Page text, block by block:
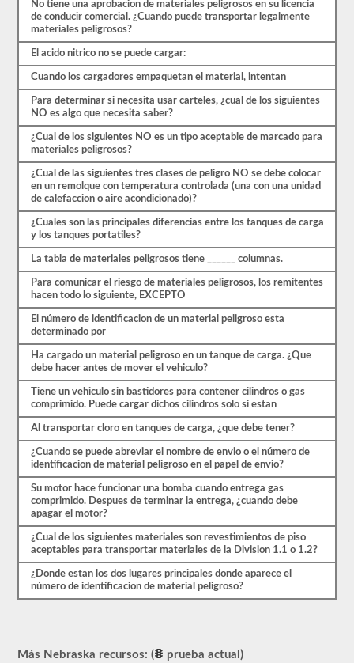
para
obtener
el
respaldo.
También
tendrá
que
tomar
sus
huellas
digitales
aprobar
una
evaluación
amenazas
aprobación
peligrosos
la
TSA
para
ser
aprobado
para
llevar
una
aprobación
de
HazMat.
Nuestra
prueba
1999
para
aprobar
examen
aprobación
No tiene una aprobacion de materiales peligrosos en su licencia
de conducir comercial. ¿Cuando puede transportar legalmente
materiales peligrosos?
El acido nitrico no se puede cargar:
Cuando los cargadores empaquetan el material, intentan
Para determinar si necesita usar carteles, ¿cual de los siguientes
NO es algo que necesita saber?
¿Cual de los siguientes NO es un tipo aceptable de marcado para
materiales peligrosos?
¿Cual de las siguientes tres clases de peligro NO se debe colocar
en un remolque con temperatura controlada (una con una unidad
de calefaccion o aire acondicionado)?
¿Cuales son las principales diferencias entre los tanques de carga
y los tanques portatiles?
La tabla de materiales peligrosos tiene ______ columnas.
Para comunicar el riesgo de materiales peligrosos, los remitentes
hacen todo lo siguiente, EXCEPTO
El número de identificacion de un material peligroso esta
determinado por
Ha cargado un material peligroso en un tanque de carga. ¿Que
debe hacer antes de mover el vehiculo?
Tiene un vehiculo sin bastidores para contener cilindros o gas
comprimido. Puede cargar dichos cilindros solo si estan
Al transportar cloro en tanques de carga, ¿que debe tener?
¿Cuando se puede abreviar el nombre de envio o el número de
identificacion de material peligroso en el papel de envio?
Su motor hace funcionar una bomba cuando entrega gas
comprimido. Despues de terminar la entrega, ¿cuando debe
apagar el motor?
¿Cual de los siguientes materiales son revestimientos de piso
aceptables para transportar materiales de la Division 1.1 o 1.2?
¿Donde estan los dos lugares principales donde aparece el
número de identificacion de material peligroso?
Más Nebraska recursos: ( prueba actual)